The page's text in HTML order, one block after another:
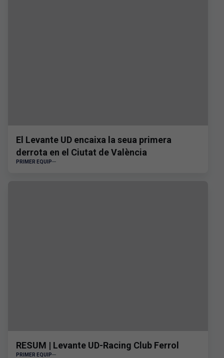
El Levante UD encaixa la seua primera
derrota en el Ciutat de València
PRIMER EQUIP
RESUM | Levante UD-Racing Club Ferrol
PRIMER EQUIP